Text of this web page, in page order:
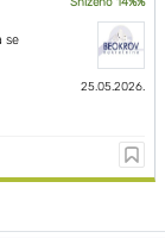
se
25.05.2026.